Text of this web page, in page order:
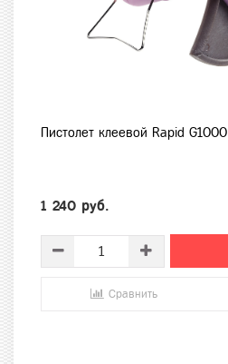
Пистолет клеевой Rapid G1000
1 240 руб.
Сравнить